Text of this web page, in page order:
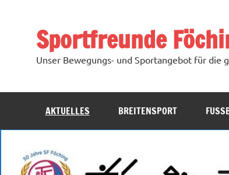
Sportfreunde
Unser Bewegungs- und Sportangebot für die
AKTUELLES BREITENSPORT